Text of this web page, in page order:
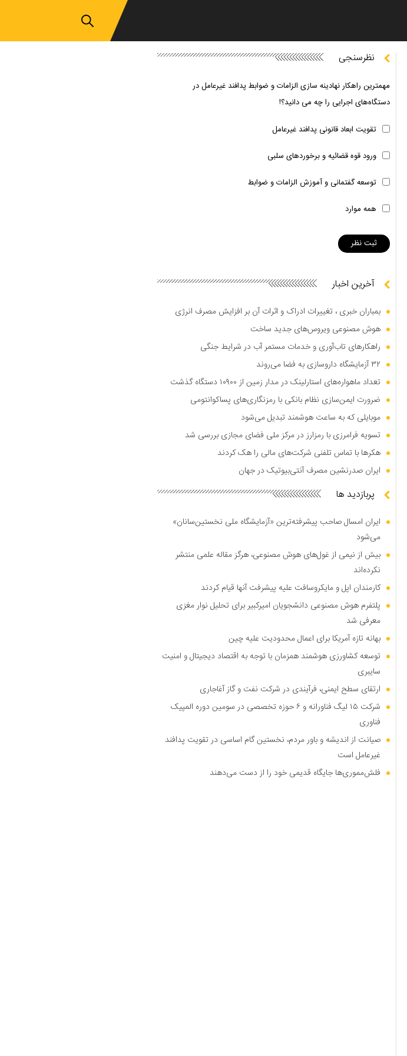
نظرسنجی
مهمترین راهکار نهادینه سازی الزامات و ضوابط پدافند غیرعامل در
دستگاه‌های اجرایی را چه می دانید؟!
تقویت ابعاد قانونی پدافند غیرعامل
ورود قوه قضائیه و برخوردهای سلبی
توسعه گفتمانی و آموزش الزامات و ضوابط
همه موارد
آخرین اخبار
بمباران خبری ، تغییرات ادراک و اثرات آن بر افزایش مصرف انرژی
هوش مصنوعی ویروس‌های جدید ساخت
راهکار‌های تاب‌آوری و خدمات مستمر آب در شرایط جنگی
۳۲ آزمایشگاه داروسازی به فضا می‌روند
تعداد ماهواره‌های استارلینک در مدار زمین از ۱۰۹۰۰ دستگاه گذشت
ضرورت ایمن‌سازی نظام بانکی با رمزنگاری‌های پساکوانتومی
موبایلی که به ساعت هوشمند تبدیل می‌شود
تسویه فرامرزی با رمزارز در مرکز ملی فضای مجازی بررسی شد
هکر‌ها با تماس تلفنی شرکت‌های مالی را هک کردند
ایران صدرنشین مصرف آنتی‌بیوتیک در جهان
پربازدید ها
ایران امسال صاحب پیشرفته‌ترین «آزمایشگاه ملی نخستین‌سانان»
می‌شود
بیش از نیمی از غول‌های هوش مصنوعی، هرگز مقاله علمی منتشر
نکرده‌اند
کارمندان اپل و مایکروسافت علیه پیشرفت آنها قیام کردند
پلتفرم هوش مصنوعی دانشجویان امیرکبیر برای تحلیل نوار مغزی
معرفی شد
بهانه تازه آمریکا برای اعمال محدودیت علیه چین
توسعه کشاورزی هوشمند همزمان با توجه به اقتصاد دیجیتال و امنیت
سایبری
ارتقای سطح ایمنی، فرآیندی در شرکت نفت و گاز آغاجاری
شرکت ۱۵ لیگ فناورانه و ۶ حوزه تخصصی در سومین دوره المپیک
فناوری
صیانت از اندیشه و باور مردم، نخستین گام اساسی در تقویت پدافند
غیرعامل است
فلش‌مموری‌ها جایگاه قدیمی خود را از دست می‌دهند